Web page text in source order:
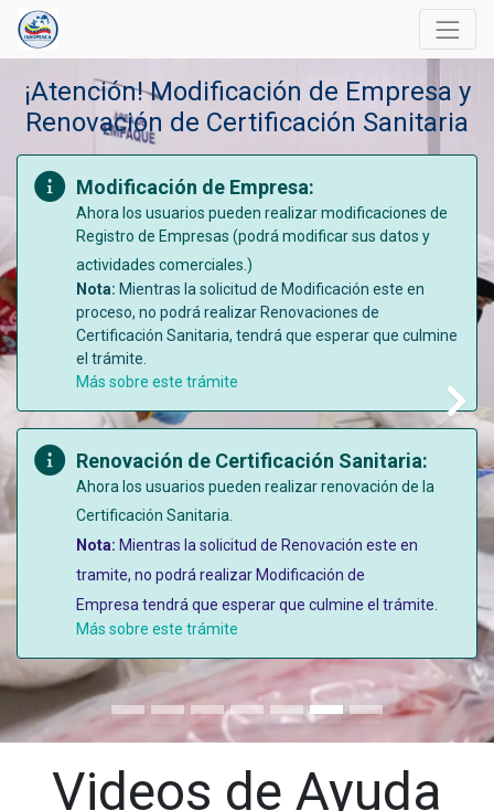
¡Atención! Modificación de Empresa y
Renovación de Certificación Sanitaria
Modificación de Empresa:
Ahora los usuarios pueden realizar modificaciones de
Registro de Empresas (podrá modificar sus datos y
actividades comerciales.)
Nota: Mientras la solicitud de Modificación este en
proceso, no podrá realizar Renovaciones de
Certificación Sanitaria, tendrá que esperar que culmine
el trámite.
Más sobre este trámite
Renovación de Certificación Sanitaria:
Ahora los usuarios pueden realizar renovación de la
Certificación Sanitaria.
Nota: Mientras la solicitud de Renovación este en
tramite, no podrá realizar Modificación de
Empresa tendrá que esperar que culmine el trámite.
Más sobre este trámite
terior
Videos de Ayuda